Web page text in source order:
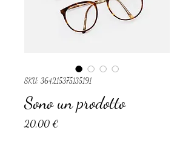
SKU: 364215375135191
Sono un prodotto
20,00 €